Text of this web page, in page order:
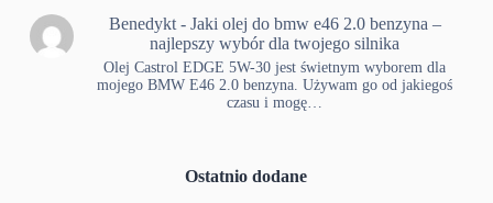
Benedykt- Jaki olej do bmw e46 2.0 benzyna –
najlepszy wybór dla twojego silnika
Olej Castrol EDGE 5W-30 jest świetnym wyborem dla
mojego BMW E46 2.0 benzyna. Używam go od jakiegoś
czasu i mogę…
Ostatnio dodane